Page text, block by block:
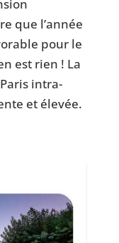
que l’année
pour le
est rien ! La
intra-
et élevée.